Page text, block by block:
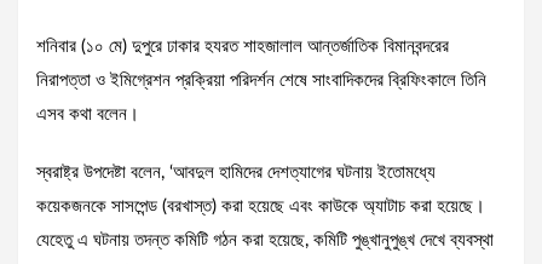
শনিবার (১০ মে) দুপুরে ঢাকার হযরত শাহজালাল আন্তর্জাতিক বিমানবন্দরের
নিরাপত্তা ও ইমিগ্রেশন প্রক্রিয়া পরিদর্শন শেষে সাংবাদিকদের ব্রিফিংকালে তিনি
এসব কথা বলেন।
স্বরাষ্ট্র উপদেষ্টা বলেন, ‘আবদুল হামিদের দেশত্যাগের ঘটনায় ইতোমধ্যে
কয়েকজনকে সাসপেন্ড (বরখাস্ত) করা হয়েছে এবং কাউকে অ্যাটাচ করা হয়েছে।
যেহেতু এ ঘটনায় তদন্ত কমিটি গঠন করা হয়েছে, কমিটি পুঙ্খানুপুঙ্খ দেখে ব্যবস্থা